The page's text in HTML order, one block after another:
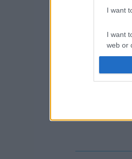
I want
I want
web or
I want
or app.
I want
I want
járattal